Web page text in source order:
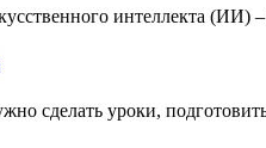
интеллекта (ИИ) –
сделать уроки,